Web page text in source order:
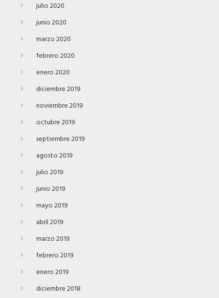
julio 2020
junio 2020
marzo 2020
febrero 2020
enero 2020
diciembre 2019
noviembre 2019
octubre 2019
septiembre 2019
agosto 2019
julio 2019
junio 2019
mayo 2019
abril 2019
marzo 2019
febrero 2019
enero 2019
diciembre 2018